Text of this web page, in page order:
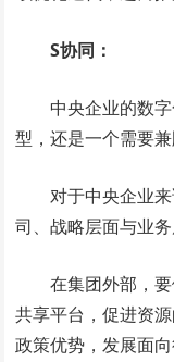
S协同：
中央企业的数
型，还是一个需要
对于中央企业
司、战略层面与业务
在集团外部，
共享平台，促进资
政策优势，发展面